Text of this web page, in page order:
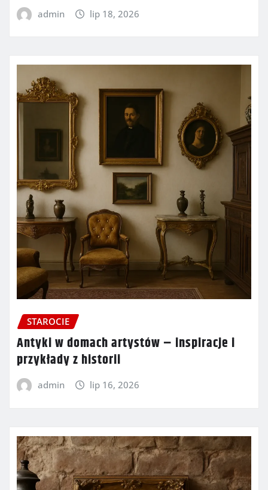
admin lip 18, 2026
STAROCIE
Antyki w domach artystów – inspiracje i
przykłady z historii
admin lip 16, 2026